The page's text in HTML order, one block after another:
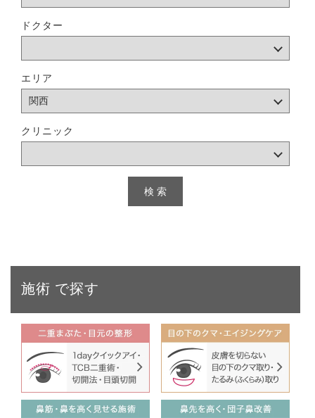
ドクター
エリア
クリニック
施術 で探す